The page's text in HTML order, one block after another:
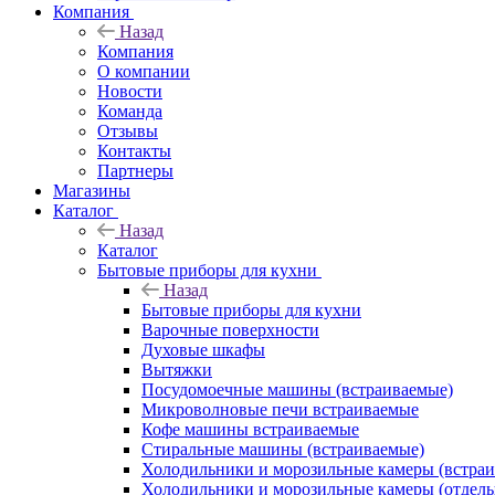
Компания
Назад
Компания
О компании
Новости
Команда
Отзывы
Контакты
Партнеры
Магазины
Каталог
Назад
Каталог
Бытовые приборы для кухни
Назад
Бытовые приборы для кухни
Варочные поверхности
Духовые шкафы
Вытяжки
Посудомоечные машины (встраиваемые)
Микроволновые печи встраиваемые
Кофе машины встраиваемые
Стиральные машины (встраиваемые)
Холодильники и морозильные камеры
Холодильники и морозильные камеры